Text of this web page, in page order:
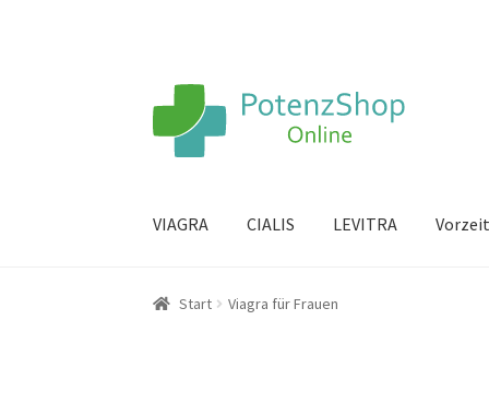
VIAGRA CIALIS LEVITRA
Start Viagra für Frauen